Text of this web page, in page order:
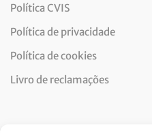
Política CVIS
Política de privacidade
Política de cookies
Livro de reclamações